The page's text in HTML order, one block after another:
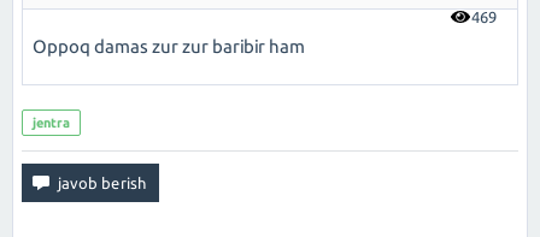
469
Oppoq damas zur zur baribir ham
jentra